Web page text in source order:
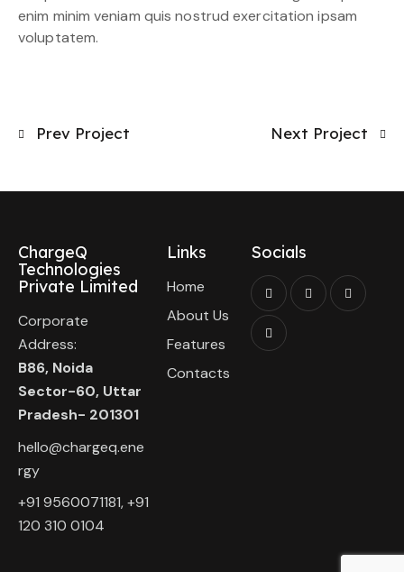
enim minim veniam quis nostrud exercitation ipsam
voluptatem.
Prev Project Next Project
ChargeQ
Technologies
Private Limited
Corporate
Address:
B86, Noida
Sector-60, Uttar
Pradesh- 201301
hello@chargeq.ene
rgy
+91 9560071181, +91
120 310 0104
Links
Home
About Us
Features
Contacts
Socials